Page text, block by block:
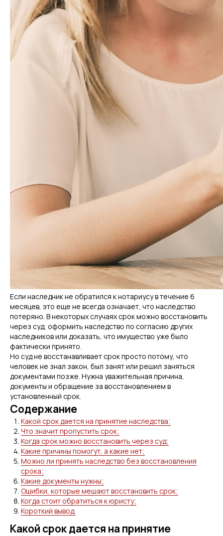
Если наследник не обратился к нотариусу в течение 6
месяцев, это еще не всегда означает, что наследство
потеряно. В некоторых случаях срок можно восстановить
через суд, оформить наследство по согласию других
наследников или доказать, что имущество уже было
фактически принято.
Но суд не восстанавливает срок просто потому, что
человек не знал закон, был занят или решил заняться
документами позже. Нужна уважительная причина,
документы и обращение за восстановлением в
установленный срок.
Содержание
Какой срок дается на принятие наследства;
Что значит пропустить срок;
Когда срок можно восстановить через суд;
Какие причины помогут, а какие нет;
Можно ли принять наследство без восстановления
срока;
Какие документы нужны;
Ошибки, которые мешают восстановить срок;
Когда стоит обратиться к юристу;
Короткий вывод.
Какой срок дается на принятие